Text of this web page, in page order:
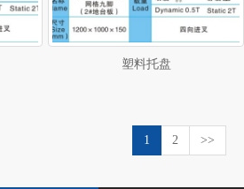
塑料托盘
1 2 >>